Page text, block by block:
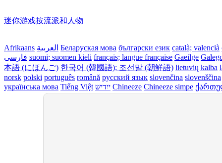
迷你游戏按流派和人物
Afrikaans العربية Беларуская мова български език català; valencià
فارسی suomi; suomen kieli français; langue française Gaeilge
本語 (にほんご) 한국어 (韓國語); 조선말 (朝鮮語) lietuvių kalba
norsk polski português română русский язык slovenčina slovenščina
українська мова Tiếng Việt ייִדיש Chineeze Chineeze simpe